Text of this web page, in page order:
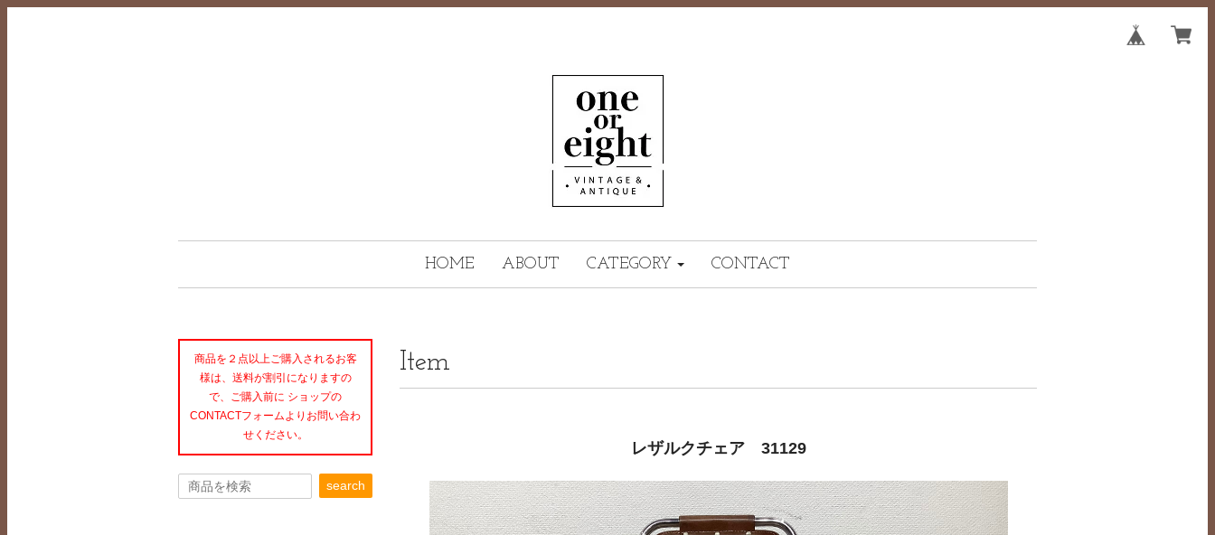
HOME ABOUT CATEGORY CONTACT
Item
レザルクチェア 31129
商品を２点以上ご購入されるお客
様は、送料が割引になりますの
で、ご購入前に ショップの
CONTACTフォームよりお問い合わ
せください。
search